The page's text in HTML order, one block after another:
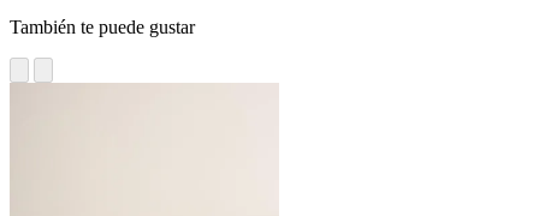
También te puede gustar